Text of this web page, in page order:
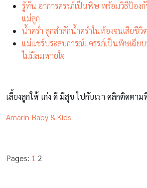
รู้ทัน อาการครรภ์เป็นพิษ พร้อมวิธีป้อง
แม่ลูก
น้ำคร่ำ ลูกสำลักน้ำคร่ำในท้องจนเสียชีวิต
แม่แชร์ประสบการณ์! ครรภ์เป็นพิษเฉีย
ไม่มีลมหายใจ
เลี้ยงลูกให้ เก่ง ดี มีสุข ไปกับเรา คลิกติดตาม
Amarin Baby & Kids
Pages: 1 2